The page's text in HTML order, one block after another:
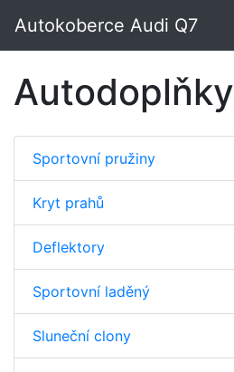
Autokoberce Audi Q7
Autodoplňky
Sportovní pružiny
Kryt prahů
Deflektory
Sportovní laděný
Sluneční clony